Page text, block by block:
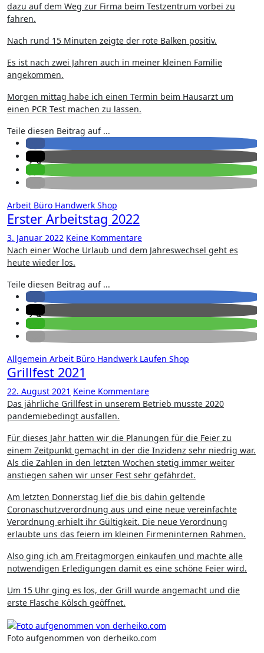
dazu auf dem Weg zur Firma beim Testzentrum vorbei zu
fahren.
Nach rund 15 Minuten zeigte der rote Balken positiv.
Es ist nach zwei Jahren auch in meiner kleinen Familie
angekommen.
Morgen mittag habe ich einen Termin beim Hausarzt um
einen PCR Test machen zu lassen.
Teile diesen Beitrag auf ...
Arbeit Büro Handwerk Shop
Erster Arbeitstag 2022
3. Januar 2022 Keine Kommentare
Nach einer Woche Urlaub und dem Jahreswechsel geht es
heute wieder los.
Teile diesen Beitrag auf ...
Allgemein Arbeit Büro Handwerk Laufen Shop
Grillfest 2021
22. August 2021 Keine Kommentare
Das jährliche Grillfest in unserem Betrieb musste 2020
pandemiebedingt ausfallen.
Für dieses Jahr hatten wir die Planungen für die Feier zu
einem Zeitpunkt gemacht in der die Inzidenz sehr niedrig war.
Als die Zahlen in den letzten Wochen stetig immer weiter
anstiegen sahen wir unser Fest sehr gefährdet.
Am letzten Donnerstag lief die bis dahin geltende
Coronaschutzverordnung aus und eine neue vereinfachte
Verordnung erhielt ihr Gültigkeit. Die neue Verordnung
erlaubte uns das feiern im kleinen Firmeninternen Rahmen.
Also ging ich am Freitagmorgen einkaufen und machte alle
notwendigen Erledigungen damit es eine schöne Feier wird.
Um 15 Uhr ging es los, der Grill wurde angemacht und die
erste Flasche Kölsch geöffnet.
Foto aufgenommen von derheiko.com